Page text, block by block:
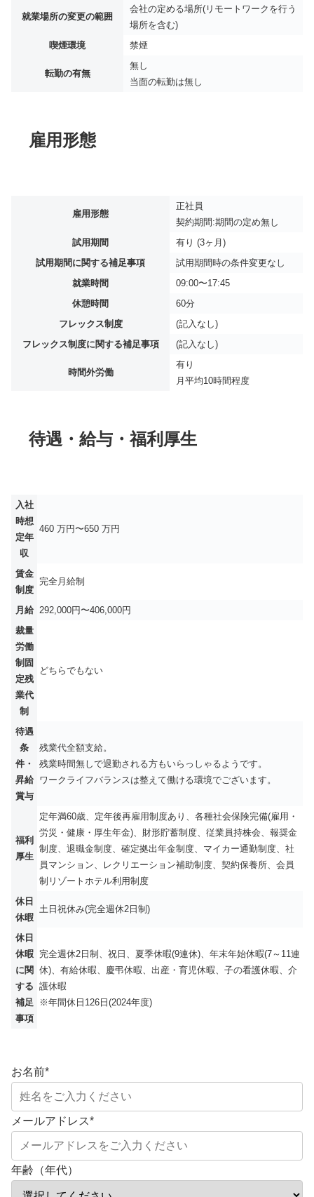
就業場所の変更の範囲
会社の定める場所(リモートワークを行う
場所を含む)
喫煙環境
禁煙
転勤の有無
無し
当面の転勤は無し
雇用形態
雇用形態
正社員
契約期間:期間の定め無し
試用期間
有り (3ヶ月)
試用期間に関する補足事項
試用期間時の条件変更なし
就業時間
09:00〜17:45
休憩時間
60分
フレックス制度
(記入なし)
フレックス制度に関する補足事項
(記入なし)
時間外労働
有り
月平均10時間程度
待遇・給与・福利厚生
入社
時想
定年
収
460 万円〜650 万円
賃金
制度
完全月給制
月給
292,000円〜406,000円
裁量
労働
制固
定残
業代
制
どちらでもない
待遇
条
件・
昇給
賞与
残業代全額支給。
残業時間無しで退勤される方もいらっしゃるようです。
ワークライフバランスは整えて働ける環境でございます。
福利
厚生
定年満60歳、定年後再雇用制度あり、各種社会保険完備(雇用・
労災・健康・厚生年金)、財形貯蓄制度、従業員持株会、報奨金
制度、退職金制度、確定拠出年金制度、マイカー通勤制度、社
員マンション、レクリエーション補助制度、契約保養所、会員
制リゾートホテル利用制度
休日
休暇
土日祝休み(完全週休2日制)
休日
休暇
に関
する
補足
事項
完全週休2日制、祝日、夏季休暇(9連休)、年末年始休暇(7～11連
休)、有給休暇、慶弔休暇、出産・育児休暇、子の看護休暇、介
護休暇
※年間休日126日(2024年度)
お名前*
メールアドレス*
年齢（年代）